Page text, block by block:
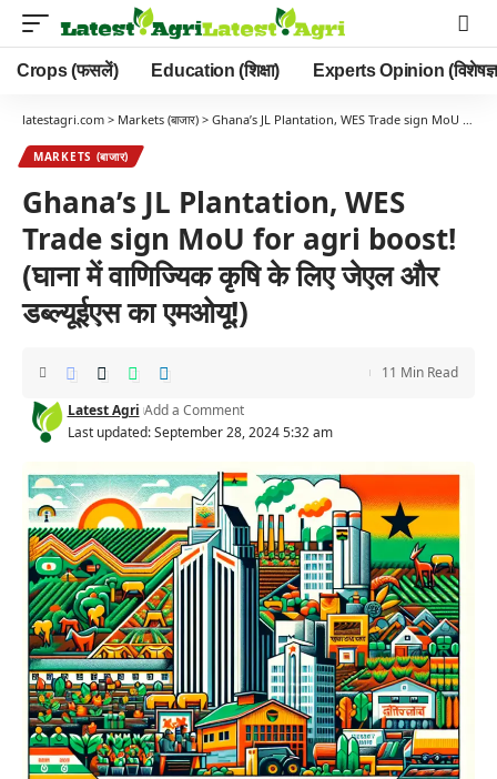
Crops (फसलें) Education (शिक्षा) Experts Opinion (विशेषज्ञ
latestagri.com > Markets (बाजार) > Ghana’s JL Plantation, WES Trade sign MoU for agri boost! (घाना में वाणिज्यिक कृषि के लिए जेएल और डब्ल्यूईएस का एमओयू!)
MARKETS (बाजार)
Ghana’s JL Plantation, WES
Trade sign MoU for agri boost!
(घाना में वाणिज्यिक कृषि के लिए जेएल और
डब्ल्यूईएस का एमओयू!)
Last updated: September 28, 2024 5:32 am
Latest Agri Add a Comment
11 Min Read